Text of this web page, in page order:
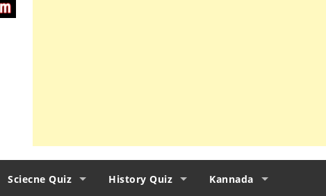
Sciecne Quiz History Quiz Kannada